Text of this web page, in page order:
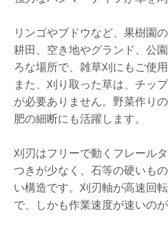
リンゴやブドウなど、果樹園
耕田、空き地やグランド、公
ろな場所で、雑草刈にもご使用
また、刈り取った草は、チッ
が必要ありません。野菜作り
肥の細断にも活躍します。
刈刃はフリーで動くフレール
つきが少なく、石等の硬いも
い構造です。刈刃軸が高速回
で、しかも作業速度が速いのが